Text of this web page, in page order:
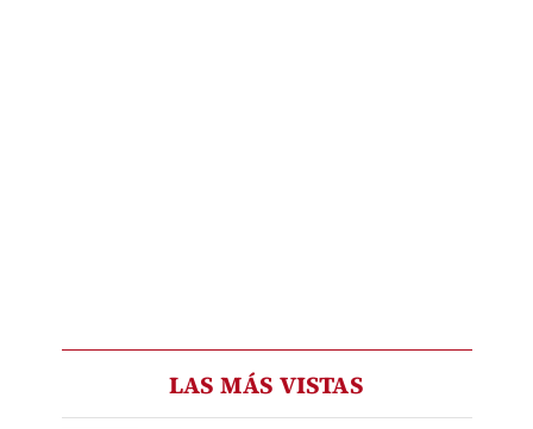
LAS MÁS VISTAS